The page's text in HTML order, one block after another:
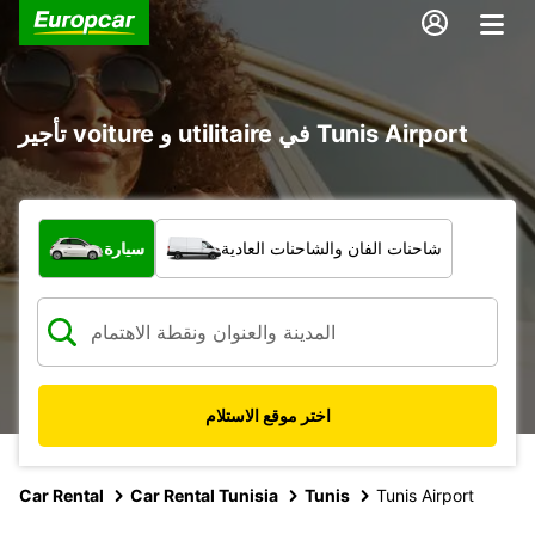
تأجير voiture و utilitaire في Tunis Airport
ما نوع المركبة؟
سيارة شاحنات الفان والشاحنات العادية
اختر موقع الاستلام
Car Rental Car Rental Tunisia Tunis Tunis Airport